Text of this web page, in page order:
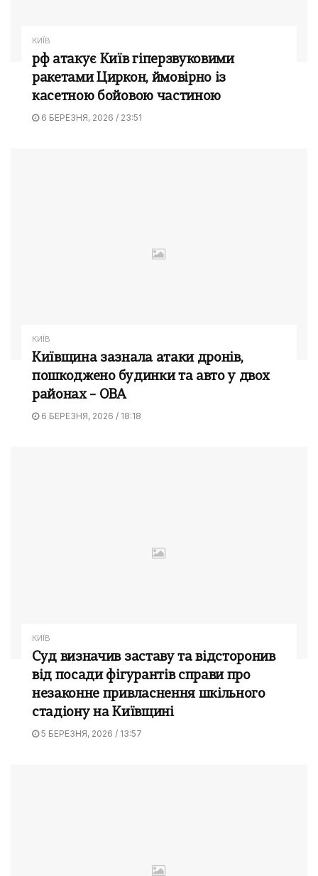
КИЇВ
рф атакує Київ гіперзвуковими
ракетами Циркон, ймовірно із
касетною бойовою частиною
6 БЕРЕЗНЯ, 2026 / 23:51
КИЇВ
Київщина зазнала атаки дронів,
пошкоджено будинки та авто у двох
районах – ОВА
6 БЕРЕЗНЯ, 2026 / 18:18
КИЇВ
Суд визначив заставу та відсторонив
від посади фігурантів справи про
незаконне привласнення шкільного
стадіону на Київщині
5 БЕРЕЗНЯ, 2026 / 13:57